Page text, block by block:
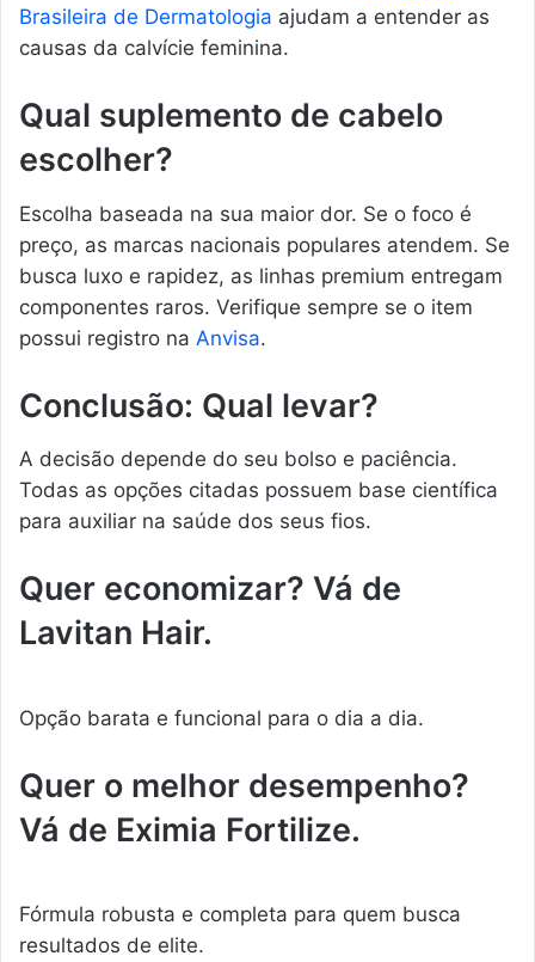
Brasileira de Dermatologia ajudam a entender as
causas da calvície feminina.
Qual suplemento de cabelo
escolher?
Escolha baseada na sua maior dor. Se o foco é
preço, as marcas nacionais populares atendem. Se
busca luxo e rapidez, as linhas premium entregam
componentes raros. Verifique sempre se o item
possui registro na Anvisa.
Conclusão: Qual levar?
A decisão depende do seu bolso e paciência.
Todas as opções citadas possuem base científica
para auxiliar na saúde dos seus fios.
Quer economizar? Vá de
Lavitan Hair.
Opção barata e funcional para o dia a dia.
Quer o melhor desempenho?
Vá de Eximia Fortilize.
Fórmula robusta e completa para quem busca
resultados de elite.